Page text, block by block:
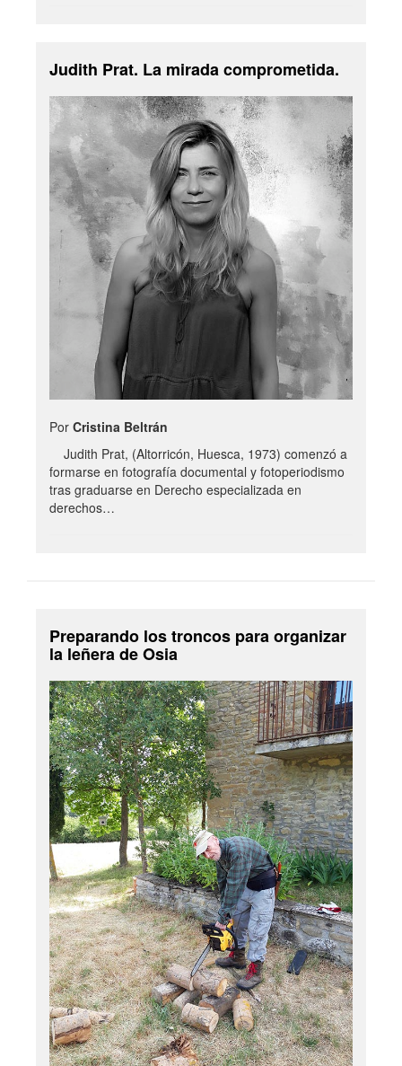
Judith Prat. La mirada comprometida.
Por Cristina Beltrán
Judith Prat, (Altorricón, Huesca, 1973) comenzó a
formarse en fotografía documental y fotoperiodismo
tras graduarse en Derecho especializada en
derechos…
Preparando los troncos para organizar
la leñera de Osia